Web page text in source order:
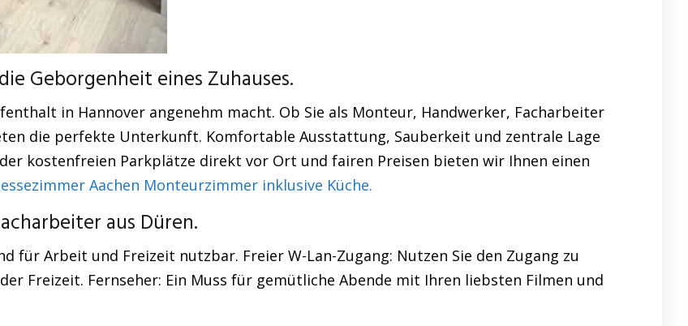
Geborgenheit eines Zuhauses.
in Hannover angenehm macht. Ob Sie als Monteur, Handwerker, Facharbeiter
die perfekte Unterkunft. Komfortable Ausstattung, Sauberkeit und zentrale Lage
kostenfreien Parkplätze direkt vor Ort und fairen Preisen bieten wir Ihnen einen
Aachen Monteurzimmer inklusive Küche.
aus Düren.
für Arbeit und Freizeit nutzbar. Freier W-Lan-Zugang: Nutzen Sie den Zugang zu
Freizeit. Fernseher: Ein Muss für gemütliche Abende mit Ihren liebsten Filmen und